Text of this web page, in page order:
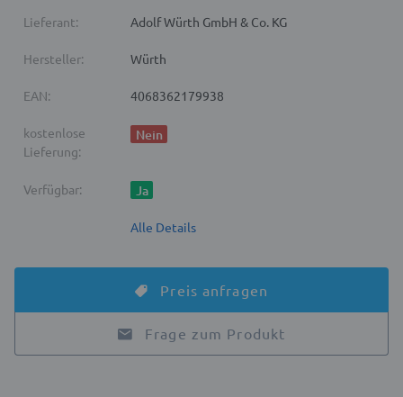
Lieferant: Adolf Würth GmbH & Co. KG
Hersteller: Würth
EAN: 4068362179938
kostenlose
Lieferung:
Nein
Verfügbar: Ja
Alle Details
Preis anfragen
Frage zum Produkt